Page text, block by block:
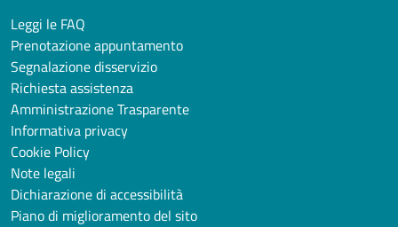
Leggi le FAQ
Prenotazione appuntamento
Segnalazione disservizio
Richiesta assistenza
Amministrazione Trasparente
Informativa privacy
Cookie Policy
Note legali
Dichiarazione di accessibilità
Piano di miglioramento del sito